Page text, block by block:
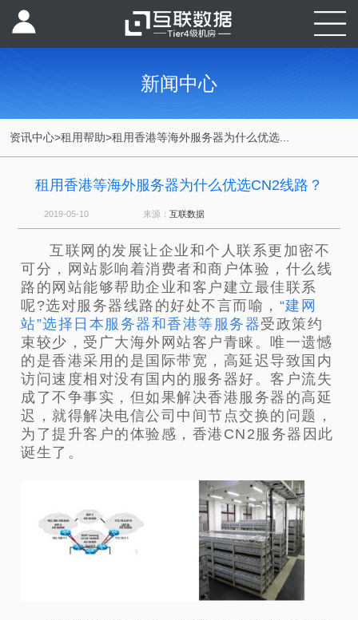
新闻中心
资讯中心>租用帮助>租用香港等海外服务器为什么优选...
租用香港等海外服务器为什么优选CN2线路？
2019-05-10 来源： 互联数据
互联网的发展让企业和个人联系更加密不
可分，网站影响着消费者和商户体验，什么线
路的网站能够帮助企业和客户建立最佳联系
呢?选对服务器线路的好处不言而喻， “建网
站”选择日本服务器和香港等服务器受政策约
束较少，受广大海外网站客户青睐。唯一遗憾
的是香港采用的是国际带宽，高延迟导致国内
访问速度相对没有国内的服务器好。客户流失
成了不争事实，但如果解决香港服务器的高延
迟，就得解决电信公司中间节点交换的问题，
为了提升客户的体验感，香港CN2服务器因此
诞生了。